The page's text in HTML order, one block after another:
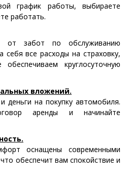
график работы, выбираете
работать.
забот по обслуживанию
все расходы на страховку,
круглосуточную
вложений.
деньги на покупку автомобиля.
аренды и начинайте
оснащены современными
обеспечит вам спокойствие и